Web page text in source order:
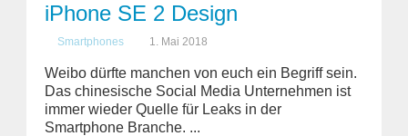
iPhone SE 2 Design
Smartphones 1. Mai 2018
Weibo dürfte manchen von euch ein Begriff sein.
Das chinesische Social Media Unternehmen ist
immer wieder Quelle für Leaks in der
Smartphone Branche. ...